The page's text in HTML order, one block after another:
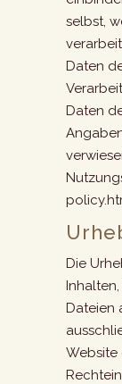
selbst,
Daten
Daten
Die
Dateien
Website